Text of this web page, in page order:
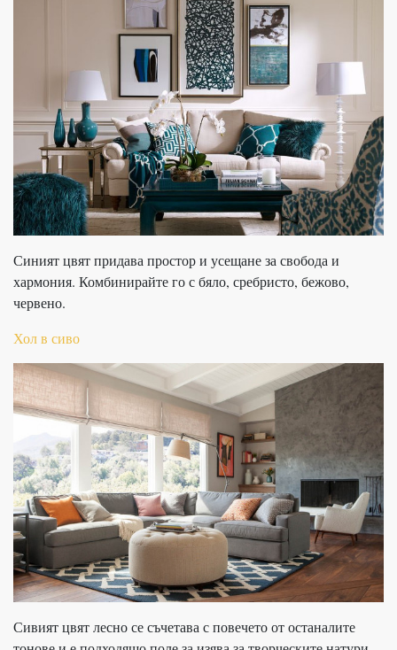
Синият цвят придава простор и усещане за свобода и
хармония. Комбинирайте го с бяло, сребристо, бежово,
червено.
Хол в сиво
Сивият цвят лесно се съчетава с повечето от останалите